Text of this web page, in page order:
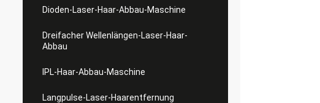
Dioden-Laser-Haar-Abbau-Maschine
Dreifacher Wellenlängen-Laser-Haar-
Abbau
IPL-Haar-Abbau-Maschine
Langpulse-Laser-Haarentfernung